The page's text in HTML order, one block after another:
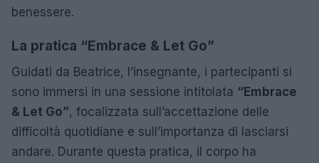
benessere.
La pratica “Embrace & Let Go”
Guidati da Beatrice, l’insegnante, i partecipanti si
sono immersi in una sessione intitolata “Embrace
& Let Go”, focalizzata sull’accettazione delle
difficoltà quotidiane e sull’importanza di lasciarsi
andare. Durante questa pratica, il corpo ha